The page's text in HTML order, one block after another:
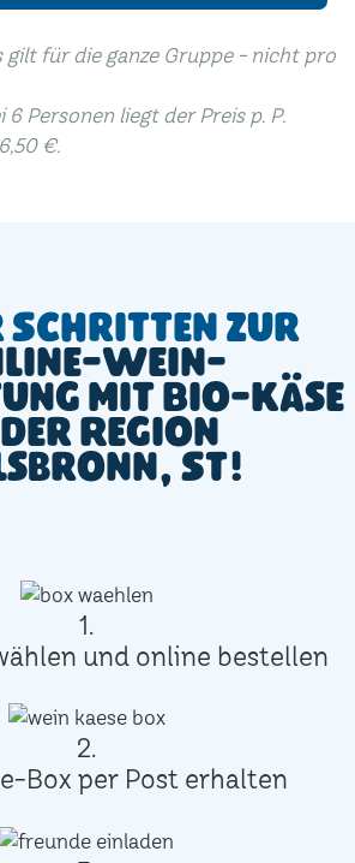
gilt für die ganze Gruppe - nicht pro
6 Personen liegt der Preis p. P.
€.
Schritten zur
Wein-
mit Bio-Käse
Region
St!
1.
und online bestellen
2.
Box per Post erhalten